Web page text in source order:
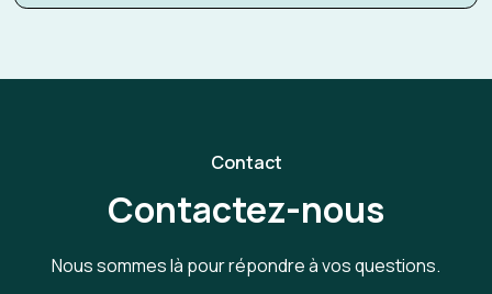
Contact
Contactez-nous
Nous sommes là pour répondre à vos questions.